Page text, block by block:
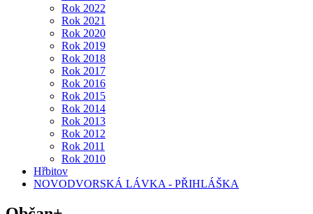
Rok 2022
Rok 2021
Rok 2020
Rok 2019
Rok 2018
Rok 2017
Rok 2016
Rok 2015
Rok 2014
Rok 2013
Rok 2012
Rok 2011
Rok 2010
Hřbitov
NOVODVORSKÁ LÁVKA - PŘIHLÁŠKA